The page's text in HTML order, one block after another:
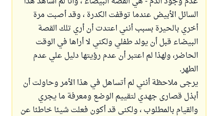
السائل الأبيض عندما توقفت الكدرة ، وقد أصبت مرة
أخري بالحيرة بسبب أنني اعتدت أن أري تلك القصة
البيضاء قبل أن يولد طفلي ولكني لا أراها في الوقت
الحاضر، ولهذا لم اعتبر أن عدم رؤيتها دليل علي عدم
الطهر.
يرجى ملاحظة أنني لم أتساهل في هذا الأمر وحاولت أن
أبذل قصارى جهدي لتقييم الوضع ومعرفة ما يجري
والقيام بالمطلوب ، ولكنى قد أكون فعلت شيئا خاطئا عن